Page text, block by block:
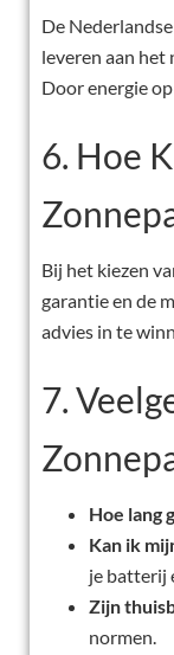
De
leveren aan
Door energie
6. Hoe
Bij het kiezen
garantie en de
advies in te
7.
Hoe lang
Kan ik
je batterij
Zijn
normen.